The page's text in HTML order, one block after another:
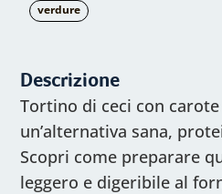
verdure
Descrizione
Tortino di ceci con
un’alternativa sana,
Scopri come preparare
leggero e digeribile al